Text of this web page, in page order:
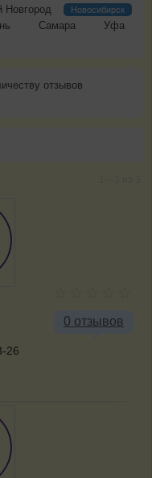
Новгород Новосибирск
Самара
Уфа
отзывов
0 отзывов
26